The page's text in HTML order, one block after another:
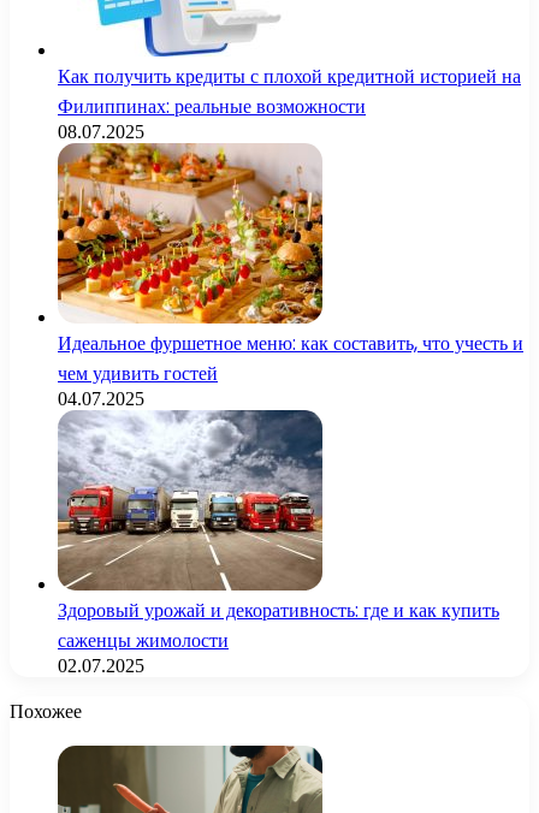
Как получить кредиты с плохой кредитной историей на
Филиппинах: реальные возможности
08.07.2025
Идеальное фуршетное меню: как составить, что учесть и
чем удивить гостей
04.07.2025
Здоровый урожай и декоративность: где и как купить
саженцы жимолости
02.07.2025
Похожее